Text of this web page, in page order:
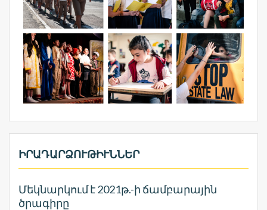
ԻՐԱԴԱՐՁՈՒԹԻՒՆՆԵՐ
Մեկնարկում է 2021թ.-ի ճամբարային
ծրագիրը